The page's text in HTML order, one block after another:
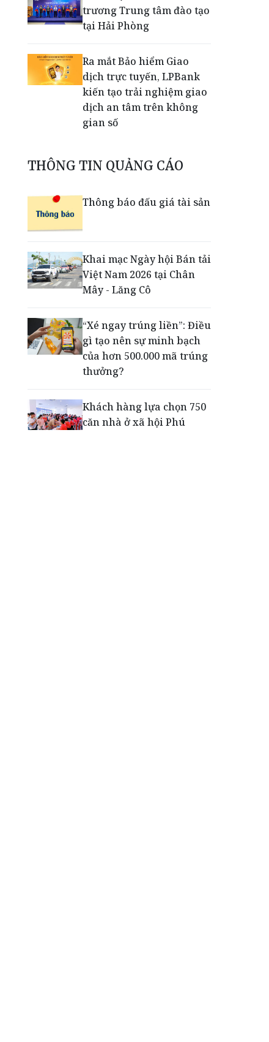
trương Trung tâm đào tạo
tại Hải Phòng
Ra mắt Bảo hiểm Giao
dịch trực tuyến, LPBank
kiến tạo trải nghiệm giao
dịch an tâm trên không
gian số
Dấu mốc khẳng định năng
lực vận hành và thích ứng
toán thưởng vượt kế
hoạch
lập nghiệp của người trẻ
toàn cầu
THÔNG TIN QUẢNG CÁO
Thông báo đấu giá tài sản
Khai mạc Ngày hội Bán tải
Việt Nam 2026 tại Chân
Mây - Lăng Cô
“Xé ngay trúng liền”: Điều
gì tạo nên sự minh bạch
của hơn 500.000 mã trúng
thưởng?
Khách hàng lựa chọn 750
căn nhà ở xã hội Phú